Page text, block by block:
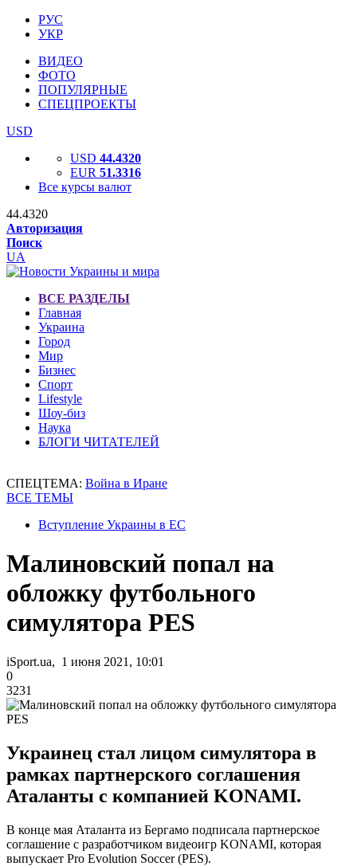
РУС
УКР
ВИДЕО
ФОТО
ПОПУЛЯРНЫЕ
СПЕЦПРОЕКТЫ
USD
USD 44.4320
EUR 51.3316
Все курсы валют
44.4320
Авторизация
Поиск
UA
ВСЕ РАЗДЕЛЫ
Главная
Украина
Город
Мир
Бизнес
Спорт
Lifestyle
Шоу-биз
Наука
БЛОГИ ЧИТАТЕЛЕЙ
СПЕЦТЕМА: Война в Иране
ВСЕ ТЕМЫ
Вступление Украины в ЕС
Малиновский попал на
обложку футбольного
симулятора PES
iSport.ua, 1 июня 2021, 10:01
0
3231
Украинец стал лицом симулятора в
рамках партнерского соглашения
Аталанты с компанией KONAMI.
В конце мая Аталанта из Бергамо подписала партнерское
соглашение с разработчиком видеоигр KONAMI, которая
выпускает Pro Evolution Soccer (PES).